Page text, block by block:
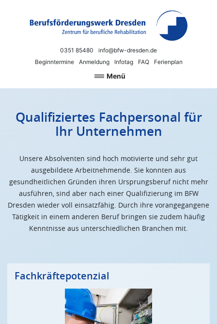
0351 85480
info@bfw-dresden.de
Beginntermine
Anmeldung Infotag FAQ Ferienplan
Berufsförderungswerk Dresden
Neue Chancen für Beruf und Arbeit
Menü
Qualifiziertes Fachpersonal für
Ihr Unternehmen
Unsere Absolventen sind hoch motivierte und sehr gut
ausgebildete Arbeitnehmende. Sie konnten aus
gesundheitlichen Gründen ihren Ursprungsberuf nicht mehr
ausführen, sind aber nach einer Qualifizierung im BFW
Dresden wieder voll einsatzfähig. Durch ihre vorangegangene
Tätigkeit in einem anderen Beruf bringen sie zudem häufig
Kenntnisse aus unterschiedlichen Branchen mit.
Fachkräftepotenzial